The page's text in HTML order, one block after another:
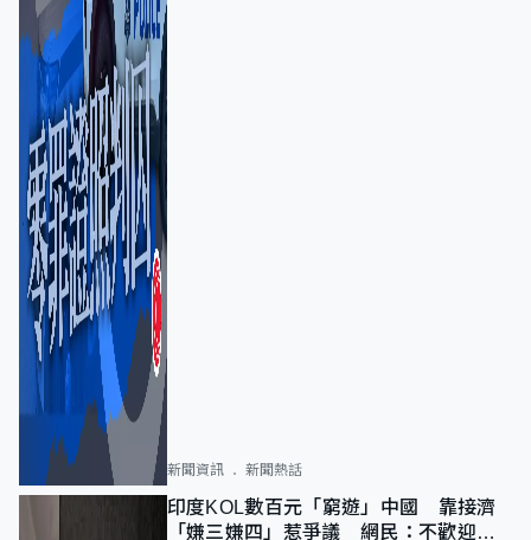
新聞資訊 新聞熱話
印度KOL數百元「窮遊」中國 靠接濟
「嫌三嫌四」惹爭議 網民：不歡迎劣